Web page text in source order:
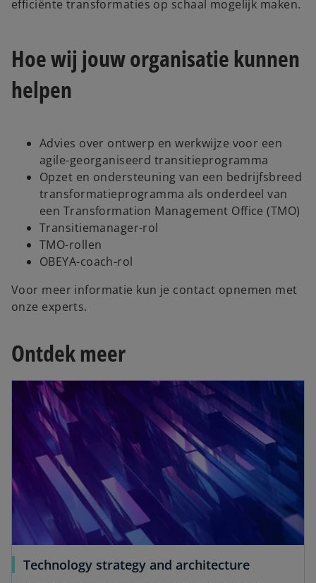
efficiënte transformaties op schaal mogelijk maken.
Hoe wij jouw organisatie kunnen
helpen
Advies over ontwerp en werkwijze voor een
agile-georganiseerd transitieprogramma
Opzet en ondersteuning van een bedrijfsbreed
transformatieprogramma als onderdeel van
een Transformation Management Office (TMO)
Transitiemanager-rol
TMO-rollen
OBEYA-coach-rol
Voor meer informatie kun je contact opnemen met
onze experts.
Ontdek meer
Technology strategy and architecture